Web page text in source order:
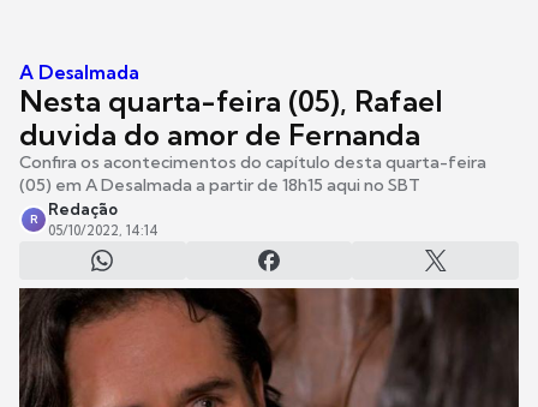
A Desalmada
Nesta quarta-feira (05), Rafael
duvida do amor de Fernanda
Confira os acontecimentos do capítulo desta quarta-feira
(05) em A Desalmada a partir de 18h15 aqui no SBT
R
Redação
05/10/2022, 14:14